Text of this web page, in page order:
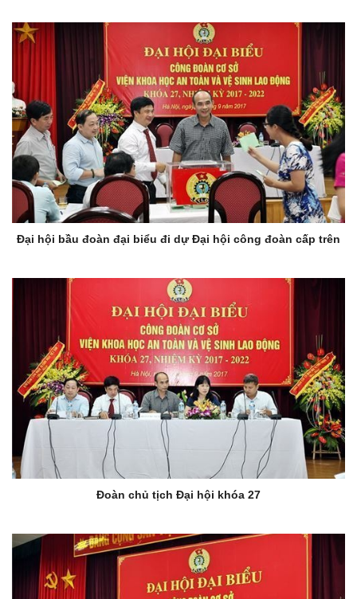
Đại hội bầu đoàn đại biểu đi dự Đại hội công đoàn cấp trên
Đoàn chủ tịch Đại hội khóa 27